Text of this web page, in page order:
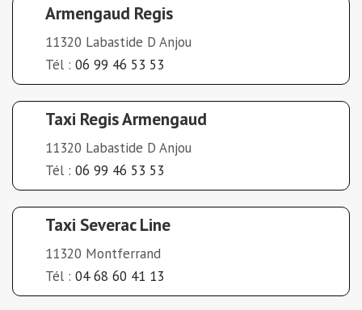
Armengaud Regis
11320 Labastide D Anjou
Tél : 06 99 46 53 53
Taxi Regis Armengaud
11320 Labastide D Anjou
Tél : 06 99 46 53 53
Taxi Severac Line
11320 Montferrand
Tél : 04 68 60 41 13